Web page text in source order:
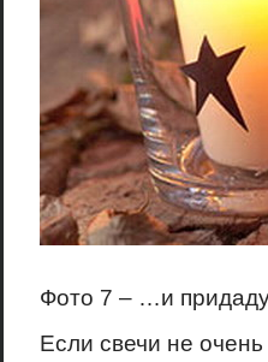
Фото 7 – …и
Если свечи не